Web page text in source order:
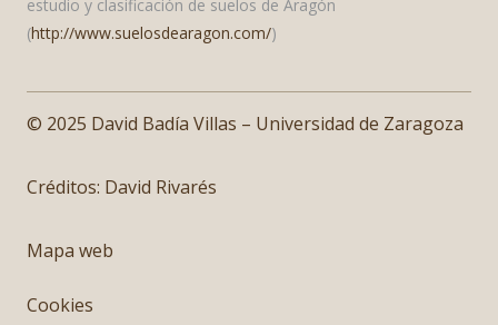
estudio y clasificación de suelos de Aragón
(http://www.suelosdearagon.com/)
© 2025 David Badía Villas – Universidad de Zaragoza
Créditos: David Rivarés
Mapa web
Cookies